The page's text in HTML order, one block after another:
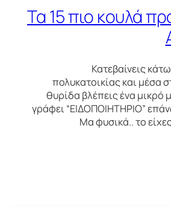
Τα 15 πιο κουλά
Κατεβαίνεις
πολυκατοικίας και μέσα
θυρίδα βλέπεις ένα μικρό
γράφει “ΕΙΔΟΠΟΙΗΤΗΡΙΟ”
Μα φυσικά.. το